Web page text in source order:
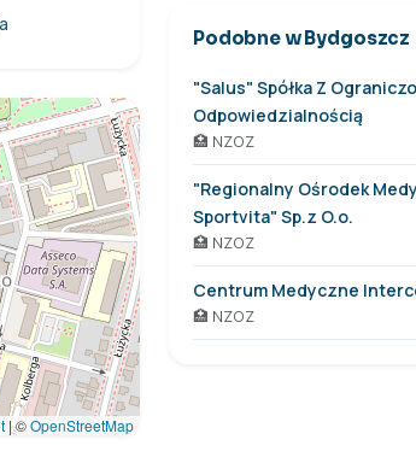
|©OpenStreetMap
Podobne w Bydgoszcz
"Salus" Spółka Z
Odpowiedzialnością
🏥 NZOZ
"Regionalny Ośrodek
Sportvita" Sp.z O.o.
🏥 NZOZ
Centrum Medyczne
🏥 NZOZ